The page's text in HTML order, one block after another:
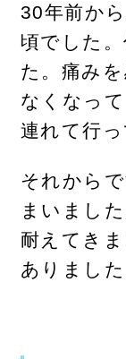
30年前か
頃でした
た。痛み
なくなっ
連れて行
それから
まいまし
耐えてき
ありました